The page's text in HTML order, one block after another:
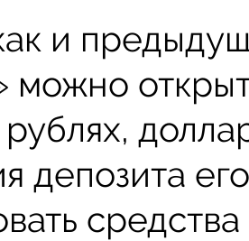
и
можно
депозита